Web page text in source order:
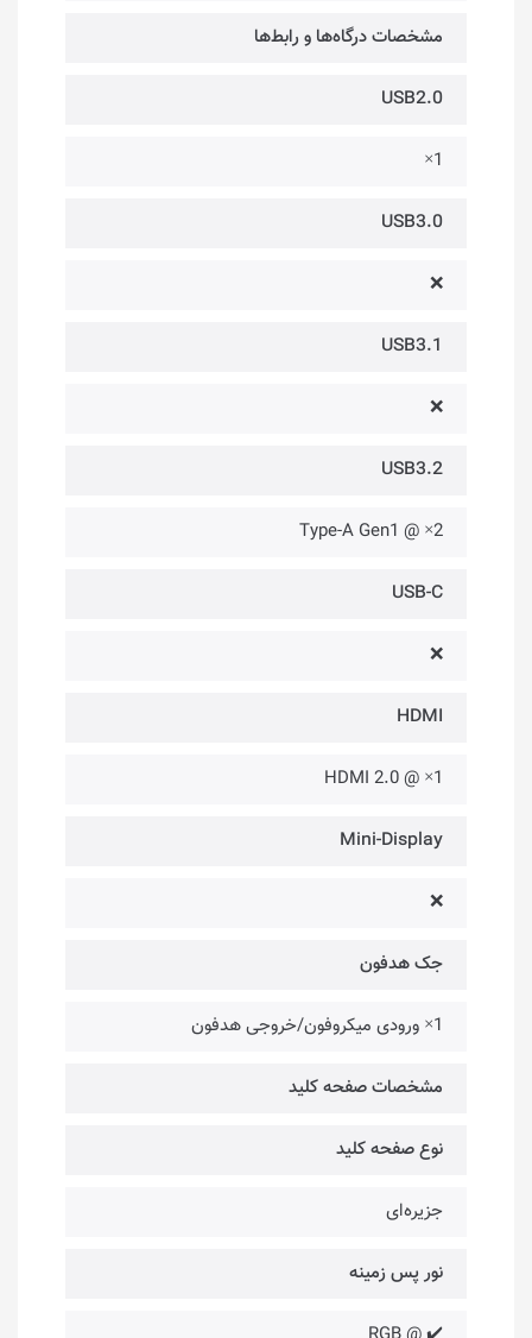
مشخصات درگاه‌ها و رابط‌ها
USB2.0
1×
USB3.0
❌
USB3.1
❌
USB3.2
2× @ Type-A Gen1
USB-C
❌
HDMI
1× @ HDMI 2.0
Mini-Display
❌
جک هدفون
1× ورودی میکروفون/خروجی هدفون
مشخصات صفحه کلید
نوع صفحه کلید
جزیره‌ای
نور پس زمینه